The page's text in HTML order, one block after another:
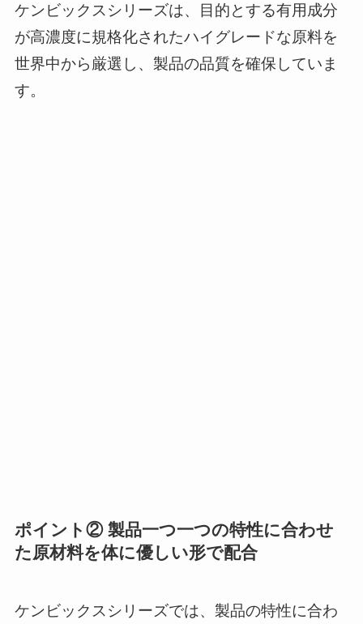
ケンビックスシリーズは、目的とする有用成分
が高濃度に規格化されたハイグレードな原料を
世界中から厳選し、製品の品質を確保していま
す。
ポイント② 製品一つ一つの特性に合わせ
た原材料を体に優しい形で配合
ケンビックスシリーズでは、製品の特性に合わ